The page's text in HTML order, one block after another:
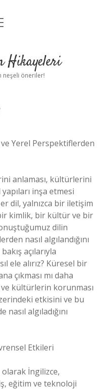
Hikayeleri
neşeli öneriler!
Yerel Perspektiflerden
anlaması, kültürlerini
inşa etmesi
dil, yalnızca bir iletişim
kimlik, bir kültür ve bir
dilin
nasıl algılandığını
açılarıyla
ele alırız? Küresel bir
çıkması mı daha
kültürlerin korunması
etkisini ve bu
algıladığını
Etkileri
İngilizce,
eğitim ve teknoloji